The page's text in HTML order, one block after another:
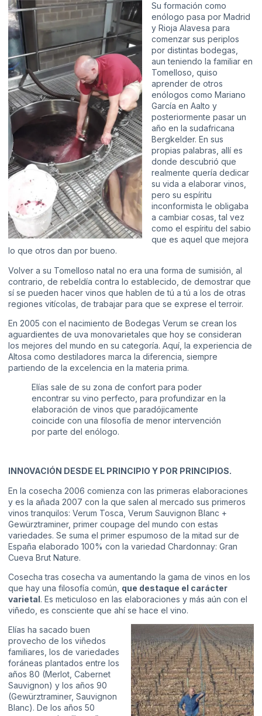
Su formación como
enólogo pasa por Madrid
y Rioja Alavesa para
comenzar sus periplos
por distintas bodegas,
aun teniendo la familiar en
Tomelloso, quiso
aprender de otros
enólogos como Mariano
García en Aalto y
posteriormente pasar un
año en la sudafricana
Bergkelder. En sus
propias palabras, allí es
donde descubrió que
realmente quería dedicar
su vida a elaborar vinos,
pero su espíritu
inconformista le obligaba
a cambiar cosas, tal vez
como el espíritu del sabio
que es aquel que mejora
lo que otros dan por bueno.
Volver a su Tomelloso natal no era una forma de sumisión, al
contrario, de rebeldía contra lo establecido, de demostrar que
sí se pueden hacer vinos que hablen de tú a tú a los de otras
regiones vitícolas, de trabajar para que se exprese el terroir.
En 2005 con el nacimiento de Bodegas Verum se crean los
aguardientes de uva monovarietales que hoy se consideran
los mejores del mundo en su categoría. Aquí, la experiencia de
Altosa como destiladores marca la diferencia, siempre
partiendo de la excelencia en la materia prima.
Elías sale de su zona de confort para poder
encontrar su vino perfecto, para profundizar en la
elaboración de vinos que paradójicamente
coincide con una filosofía de menor intervención
por parte del enólogo.
INNOVACIÓN DESDE EL PRINCIPIO Y POR PRINCIPIOS.
En la cosecha 2006 comienza con las primeras elaboraciones
y es la añada 2007 con la que salen al mercado sus primeros
vinos tranquilos: Verum Tosca, Verum Sauvignon Blanc +
Gewürztraminer, primer coupage del mundo con estas
variedades. Se suma el primer espumoso de la mitad sur de
España elaborado 100% con la variedad Chardonnay: Gran
Cueva Brut Nature.
Cosecha tras cosecha va aumentando la gama de vinos en los
que hay una filosofía común, que destaque el carácter
varietal. Es meticuloso en las elaboraciones y más aún con el
viñedo, es consciente que ahí se hace el vino.
Elías ha sacado buen
provecho de los viñedos
familiares, los de variedades
foráneas plantados entre los
años 80 (Merlot, Cabernet
Sauvignon) y los años 90
(Gewürztraminer, Sauvignon
Blanc). De los años 50